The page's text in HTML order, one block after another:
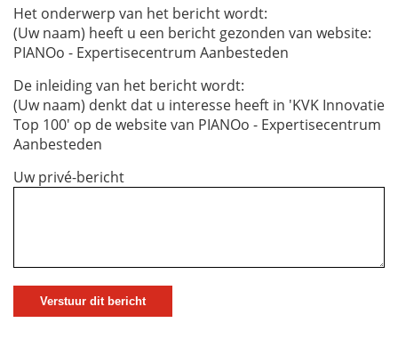
Het onderwerp van het bericht wordt:
(Uw naam) heeft u een bericht gezonden van website:
PIANOo - Expertisecentrum Aanbesteden
De inleiding van het bericht wordt:
(Uw naam) denkt dat u interesse heeft in 'KVK Innovatie
Top 100' op de website van PIANOo - Expertisecentrum
Aanbesteden
Uw privé-bericht